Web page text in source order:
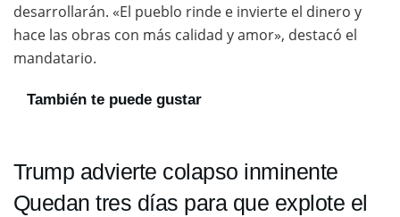
desarrollarán. «El pueblo rinde e invierte el dinero y
hace las obras con más calidad y amor», destacó el
mandatario.
También te puede gustar
Trump advierte colapso inminente
Quedan tres días para que explote el